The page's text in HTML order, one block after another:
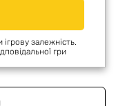
залежність.
гри